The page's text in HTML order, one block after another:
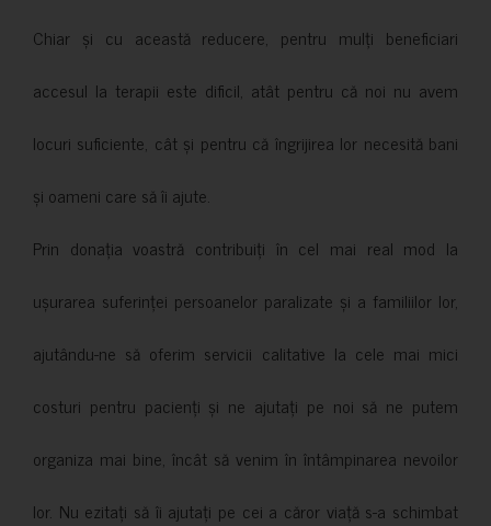
Chiar și cu această reducere, pentru mulți beneficiari
accesul la terapii este dificil, atât pentru că noi nu avem
locuri suficiente, cât și pentru că îngrijirea lor necesită bani
și oameni care să îi ajute.
Prin donația voastră contribuiți în cel mai real mod la
ușurarea suferinței persoanelor paralizate și a familiilor lor,
ajutându-ne să oferim servicii calitative la cele mai mici
costuri pentru pacienți și ne ajutați pe noi să ne putem
organiza mai bine, încât să venim în întâmpinarea nevoilor
lor. Nu ezitați să îi ajutați pe cei a căror viață s-a schimbat